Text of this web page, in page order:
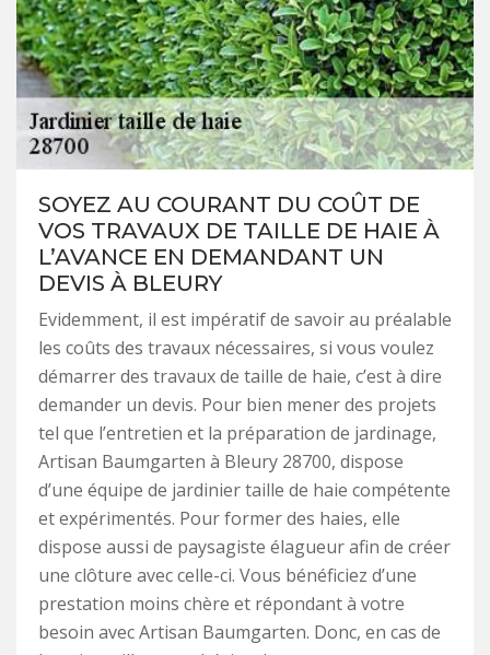
SOYEZ AU COURANT DU COÛT DE
VOS TRAVAUX DE TAILLE DE HAIE À
L’AVANCE EN DEMANDANT UN
DEVIS À BLEURY
Evidemment, il est impératif de savoir au préalable
les coûts des travaux nécessaires, si vous voulez
démarrer des travaux de taille de haie, c’est à dire
demander un devis. Pour bien mener des projets
tel que l’entretien et la préparation de jardinage,
Artisan Baumgarten à Bleury 28700, dispose
d’une équipe de jardinier taille de haie compétente
et expérimentés. Pour former des haies, elle
dispose aussi de paysagiste élagueur afin de créer
une clôture avec celle-ci. Vous bénéficiez d’une
prestation moins chère et répondant à votre
besoin avec Artisan Baumgarten. Donc, en cas de